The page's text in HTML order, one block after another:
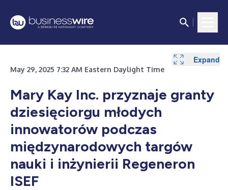
May 29, 2025 7:32 AM Eastern Daylight Time
Mary Kay Inc. przyznaje granty
dziesięciorgu młodych
innowatorów podczas
międzynarodowych targów
nauki i inżynierii Regeneron
ISEF
Expand